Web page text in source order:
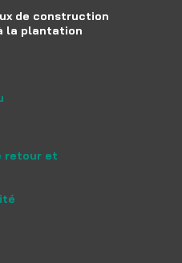
de construction
la plantation
retour et